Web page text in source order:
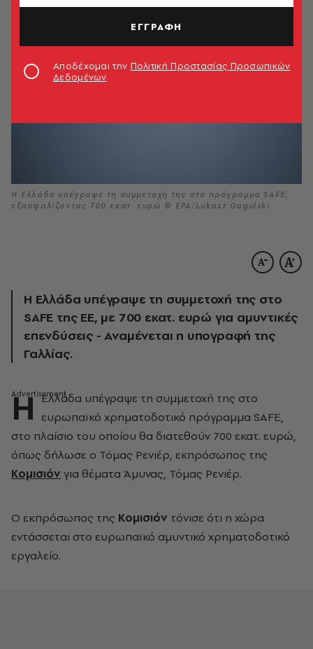
Η Ελλάδα υπέγραψε τη συμμετοχή της στο πρόγραμμα SAFE,
εξασφαλίζοντας 700 εκατ. ευρώ © EPA/Lukasz Gagulski
Η Ελλάδα υπέγραψε τη συμμετοχή της στο
SAFE της ΕΕ, με 700 εκατ. ευρώ για αμυντικές
επενδύσεις - Αναμένεται η υπογραφή της
Γαλλίας.
Η Ελλάδα υπέγραψε τη συμμετοχή της στο
ευρωπαϊκό χρηματοδοτικό πρόγραμμα SAFE,
στο πλαίσιο του οποίου θα διατεθούν 700 εκατ. ευρώ,
όπως δήλωσε ο Τόμας Ρενιέρ, εκπρόσωπος της
Κομισιόν για θέματα Άμυνας, Τόμας Ρενιέρ.
O εκπρόσωπος της Κομισιόν τόνισε ότι η χώρα
εντάσσεται στο ευρωπαϊκό αμυντικό χρηματοδοτικό
εργαλείο.
ΕΓΓΡΑΦΗ
Αποδέχομαι την Πολιτική Προστασίας Προσωπικών
Δεδομένων